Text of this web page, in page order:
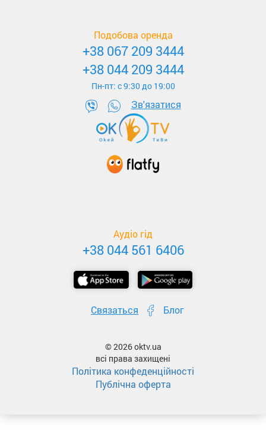
Подобова оренда
+38 067 209 3444
+38 044 209 3444
Пн-пт: c 9:30 до 19:00
Зв'язатися
Аудіо гід
+38 044 561 6406
Связаться Блог
© 2026 oktv.ua
всі права захищені
Політика конфеденційності
Публічна оферта